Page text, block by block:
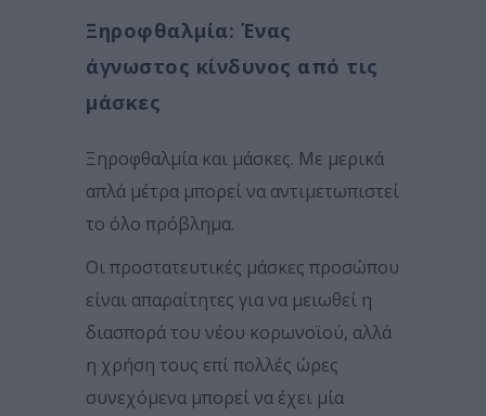
Ξηροφθαλμία: Ένας
άγνωστος κίνδυνος από τις
μάσκες
Ξηροφθαλμία και μάσκες. Με μερικά
απλά μέτρα μπορεί να αντιμετωπιστεί
το όλο πρόβλημα.
Οι προστατευτικές μάσκες προσώπου
είναι απαραίτητες για να μειωθεί η
διασπορά του νέου κορωνοϊού, αλλά
η χρήση τους επί πολλές ώρες
συνεχόμενα μπορεί να έχει μία